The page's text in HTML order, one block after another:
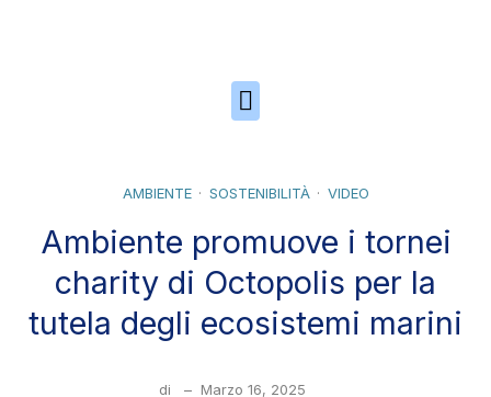
AMBIENTE SOSTENIBILITÀ VIDEO
Ambiente promuove i tornei
charity di Octopolis per la
tutela degli ecosistemi marini
di – Marzo 16, 2025